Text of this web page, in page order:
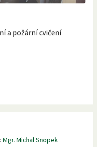
a požární cvičení
Mgr. Michal Snopek